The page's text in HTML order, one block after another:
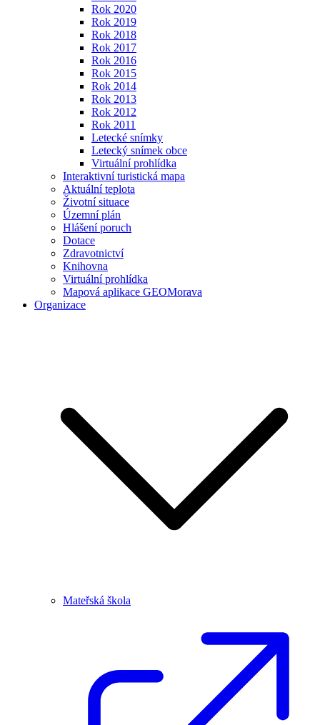
Rok 2020
Rok 2019
Rok 2018
Rok 2017
Rok 2016
Rok 2015
Rok 2014
Rok 2013
Rok 2012
Rok 2011
Letecké snímky
Letecký snímek obce
Virtuální prohlídka
Interaktivní turistická mapa
Aktuální teplota
Životní situace
Územní plán
Hlášení poruch
Dotace
Zdravotnictví
Knihovna
Virtuální prohlídka
Mapová aplikace GEOMorava
Organizace
Mateřská škola